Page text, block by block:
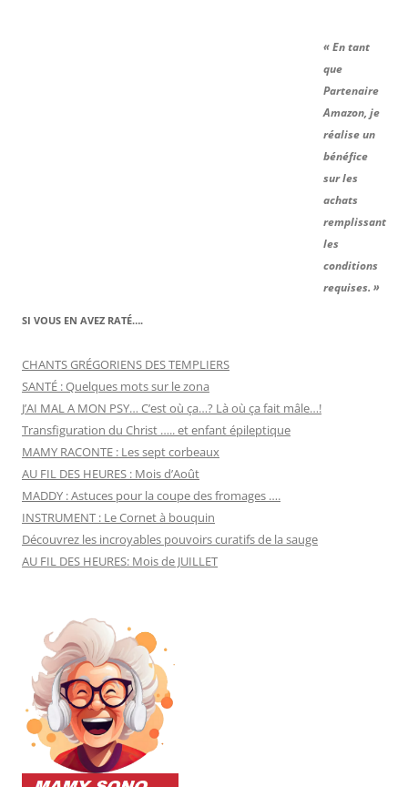
« En tant
que
Partenaire
Amazon, je
réalise un
bénéfice
sur les
achats
remplissant
les
conditions
requises. »
SI VOUS EN AVEZ RATÉ….
CHANTS GRÉGORIENS DES TEMPLIERS
SANTÉ : Quelques mots sur le zona
J’AI MAL A MON PSY… C’est où ça…? Là où ça fait mâle…!
Transfiguration du Christ ….. et enfant épileptique
MAMY RACONTE : Les sept corbeaux
AU FIL DES HEURES : Mois d’Août
MADDY : Astuces pour la coupe des fromages ….
INSTRUMENT : Le Cornet à bouquin
Découvrez les incroyables pouvoirs curatifs de la sauge
AU FIL DES HEURES: Mois de JUILLET